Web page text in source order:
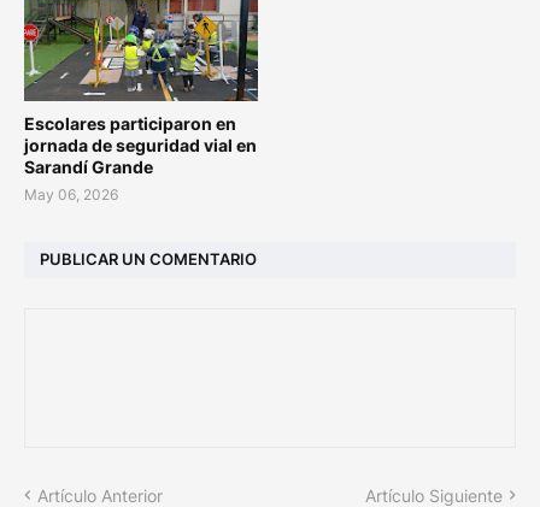
Escolares participaron en
jornada de seguridad vial en
Sarandí Grande
May 06, 2026
PUBLICAR UN COMENTARIO
Artículo Anterior Artículo Siguiente